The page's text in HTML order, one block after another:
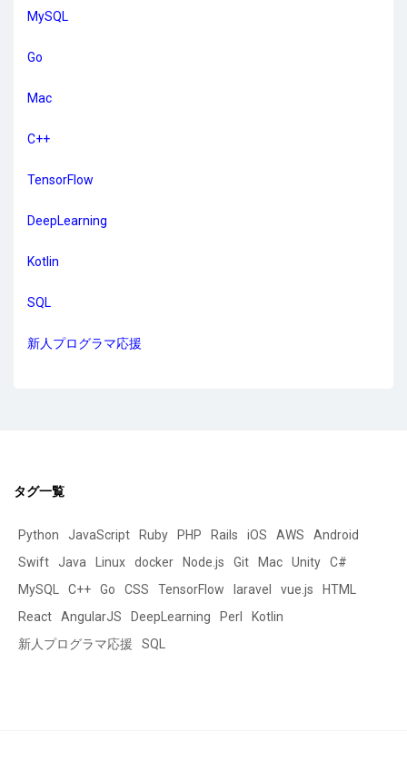
MySQL
Go
Mac
C++
TensorFlow
DeepLearning
Kotlin
SQL
新人プログラマ応援
タグ一覧
Python JavaScript Ruby PHP Rails iOS AWS
Android
Swift
Java Linux docker Node.js Git Mac Unity
C#
MySQL
C++ Go CSS TensorFlow laravel vue.js
HTML
React
AngularJS DeepLearning Perl
Kotlin
新人プログラマ応援
SQL